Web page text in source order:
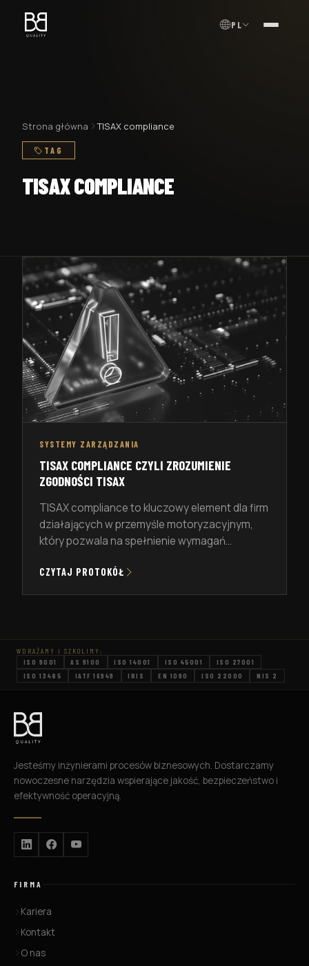
PL MENU
Strona główna TISAX compliance
TAG
TISAX COMPLIANCE
SYSTEMY ZARZĄDZANIA
TISAX COMPLIANCE CZYLI ZROZUMIENIE
ZGODNOŚCI TISAX
TISAX compliance to kluczowy element dla firm
działających w przemyśle motoryzacyjnym,
który pozwala na spełnienie wymagań
zarządzaniem ryzykiem. W tym artykule
jest ważna? TISAX (Trusted Information
Security Assessment […]
CZYTAJ PROTOKÓŁ
WDRAŻAMY I SZKOLIMY:
ISO 9001
AS 9100 ISO 14001 ISO 45001
ISO 27001
ISO 13485
IATF 16949 IRIS EN 1090 ISO 22000 NIS 2
Jesteśmy inżynierami procesów biznesowych. Dostarczamy
nowoczesne narzędzia wspierające jakość, bezpieczeństwo i
efektywność operacyjną.
FIRMA
Kariera
Kontakt
O nas